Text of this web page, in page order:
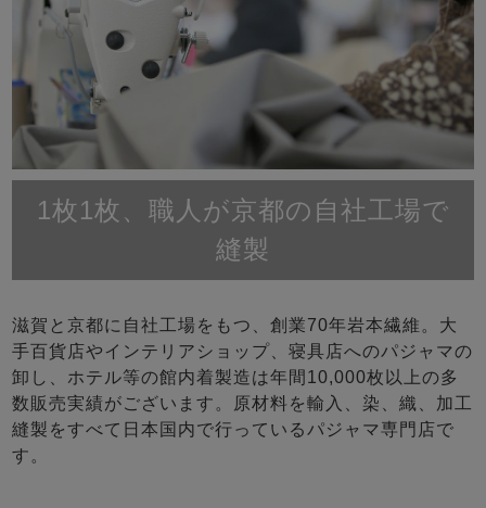
1枚1枚、職人が京都の自社工場で
縫製
滋賀と京都に自社工場をもつ、創業70年岩本繊維。大
手百貨店やインテリアショップ、寝具店へのパジャマの
卸し、ホテル等の館内着製造は年間10,000枚以上の多
数販売実績がございます。原材料を輸入、染、織、加工
縫製をすべて日本国内で行っているパジャマ専門店で
す。